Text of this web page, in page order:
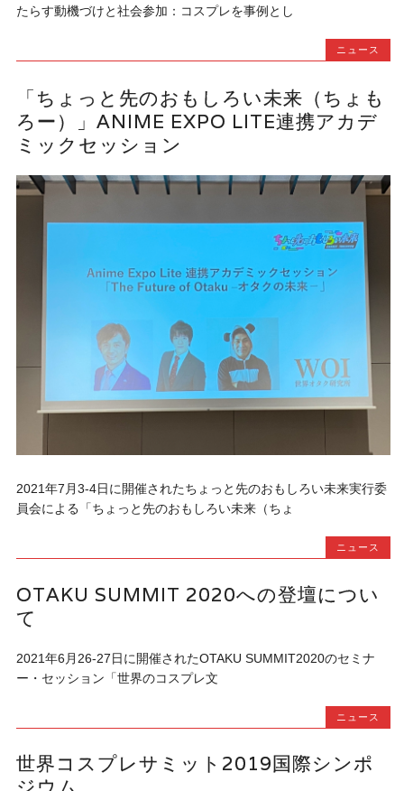
たらす動機づけと社会参加：コスプレを事例とし
ニュース
「ちょっと先のおもしろい未来（ちょも
ろー）」ANIME EXPO LITE連携アカデ
ミックセッション
2021年7月3-4日に開催されたちょっと先のおもしろい未来実行委
員会による「ちょっと先のおもしろい未来（ちょ
ニュース
OTAKU SUMMIT 2020への登壇につい
て
2021年6月26-27日に開催されたOTAKU SUMMIT2020のセミナ
ー・セッション「世界のコスプレ文
ニュース
世界コスプレサミット2019国際シンポ